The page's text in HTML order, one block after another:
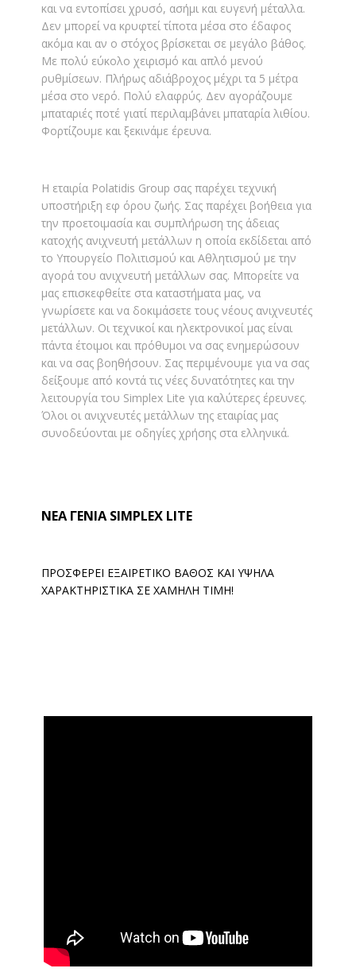
και να εντοπίσει χρυσό, ασήμι και ευγενή μέταλλα.
Δεν μπορεί να κρυφτεί τίποτα μέσα στο έδαφος
ακόμα και αν ο στόχος βρίσκεται σε μεγάλο βάθος.
Με πολύ εύκολο χειρισμό και απλό μενού
ρυθμίσεων. Πλήρως αδιάβροχος μέχρι τα 5 μέτρα
μέσα στο νερό. Πολύ ελαφρύς. Δεν αγοράζουμε
μπαταριές ποτέ γιατί περιλαμβάνει μπαταρία λιθίου.
Φορτίζουμε και ξεκινάμε έρευνα.
Η εταιρία Polatidis Group σας παρέχει τεχνική
υποστήριξη εφ όρου ζωής. Σας παρέχει βοήθεια για
την προετοιμασία και συμπλήρωση της άδειας
κατοχής ανιχνευτή μετάλλων η οποία εκδίδεται από
το Υπουργείο Πολιτισμού και Αθλητισμού με την
αγορά του ανιχνευτή μετάλλων σας. Μπορείτε να
μας επισκεφθείτε στα καταστήματα μας, να
γνωρίσετε και να δοκιμάσετε τους νέους ανιχνευτές
μετάλλων. Οι τεχνικοί και ηλεκτρονικοί μας είναι
πάντα έτοιμοι και πρόθυμοι να σας ενημερώσουν
και να σας βοηθήσουν. Σας περιμένουμε για να σας
δείξουμε από κοντά τις νέες δυνατότητες και την
λειτουργία του Simplex Lite για καλύτερες έρευνες.
Όλοι οι ανιχνευτές μετάλλων της εταιρίας μας
συνοδεύονται με οδηγίες χρήσης στα ελληνικά.
ΝΕΑ ΓΕΝΙΑ SIMPLEX LITE
ΠΡΟΣΦΕΡΕΙ ΕΞΑΙΡΕΤΙΚΟ ΒΑΘΟΣ ΚΑΙ ΥΨΗΛΑ
ΧΑΡΑΚΤΗΡΙΣΤΙΚΑ ΣΕ ΧΑΜΗΛΗ ΤΙΜΗ!